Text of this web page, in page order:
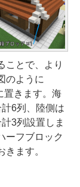
ことで、より
のように
置きます。海
6列、陸側は
3列設置しま
ーフブロック
ます。